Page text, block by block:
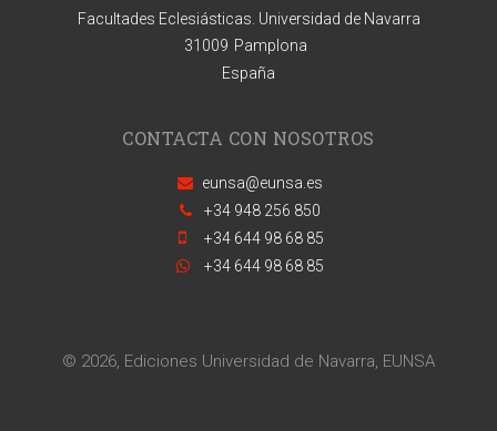
Facultades Eclesiásticas. Universidad de Navarra
31009 Pamplona
España
CONTACTA CON NOSOTROS
eunsa@eunsa.es
+34 948 256 850
+34 644 98 68 85
+34 644 98 68 85
© 2026, Ediciones Universidad de Navarra, EUNSA